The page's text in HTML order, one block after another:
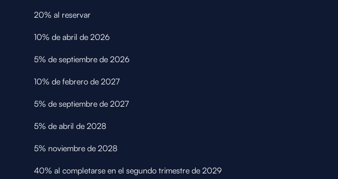
20% al reservar
10% de abril de 2026
5% de septiembre de 2026
10% de febrero de 2027
5% de septiembre de 2027
5% de abril de 2028
5% noviembre de 2028
40% al completarse en el segundo trimestre de 2029